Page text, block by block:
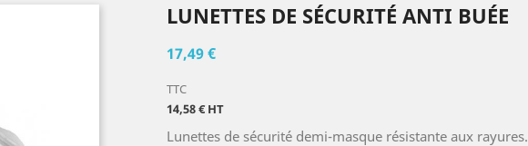
LUNETTES DE SÉCURITÉ ANTI BUÉE
17,49 €
TTC
14,58 € HT
Lunettes de sécurité demi-masque résistante aux rayures.